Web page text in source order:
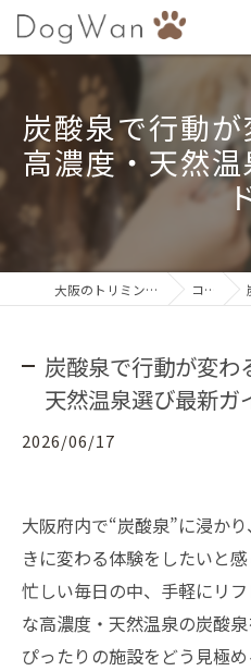
炭酸泉で行動
高濃度・天然
大阪のトリミングならDogWan コラム
炭酸泉で行動が変わ
天然温泉選び最新ガ
2026/06/17
大阪府内で“炭酸泉”に浸か
きに変わる体験をしたいと
忙しい毎日の中、手軽にリ
な高濃度・天然温泉の炭酸泉
ぴったりの施設をどう見極め